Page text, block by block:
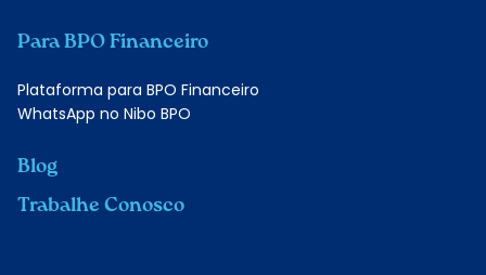
Para BPO Financeiro
Plataforma para BPO Financeiro
WhatsApp no Nibo BPO
Blog
Trabalhe Conosco